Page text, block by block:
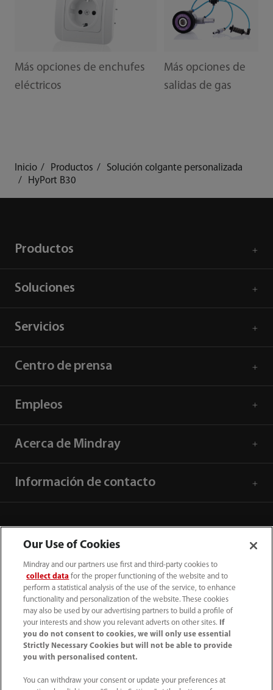
Más opciones de enchufes
eléctricos
Más opciones de
salidas de gas
Inicio Productos
Solución colgante personalizada
HyPort B30
Productos
Soluciones
Servicios
Centro de prensa
Empleos
Acerca de Mindray
Información de contacto
52 55 5661 9450
Our Use of Cookies
Mindray and our partners use first and third-party cookies to
collect data for the proper functioning of the website and to
perform a statistical analysis of the use of the service, to enhance
functionality and personalization of the website. These cookies
may also be used by our advertising partners to build a profile of
your interests and show you relevant adverts on other sites.
If
you do not consent to cookies, we will only use essential
Strictly Necessary Cookies but will not be able to provide
you with personalised content.
You can withdraw your consent or update your preferences at